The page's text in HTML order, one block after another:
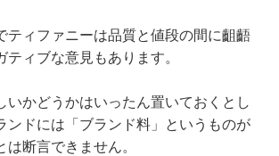
ティファニーは品質と値段の間に齟齬
ィブな意見もあります。
いかどうかはいったん置いておくとし
ンドには「ブランド料」というものが
断言できません。